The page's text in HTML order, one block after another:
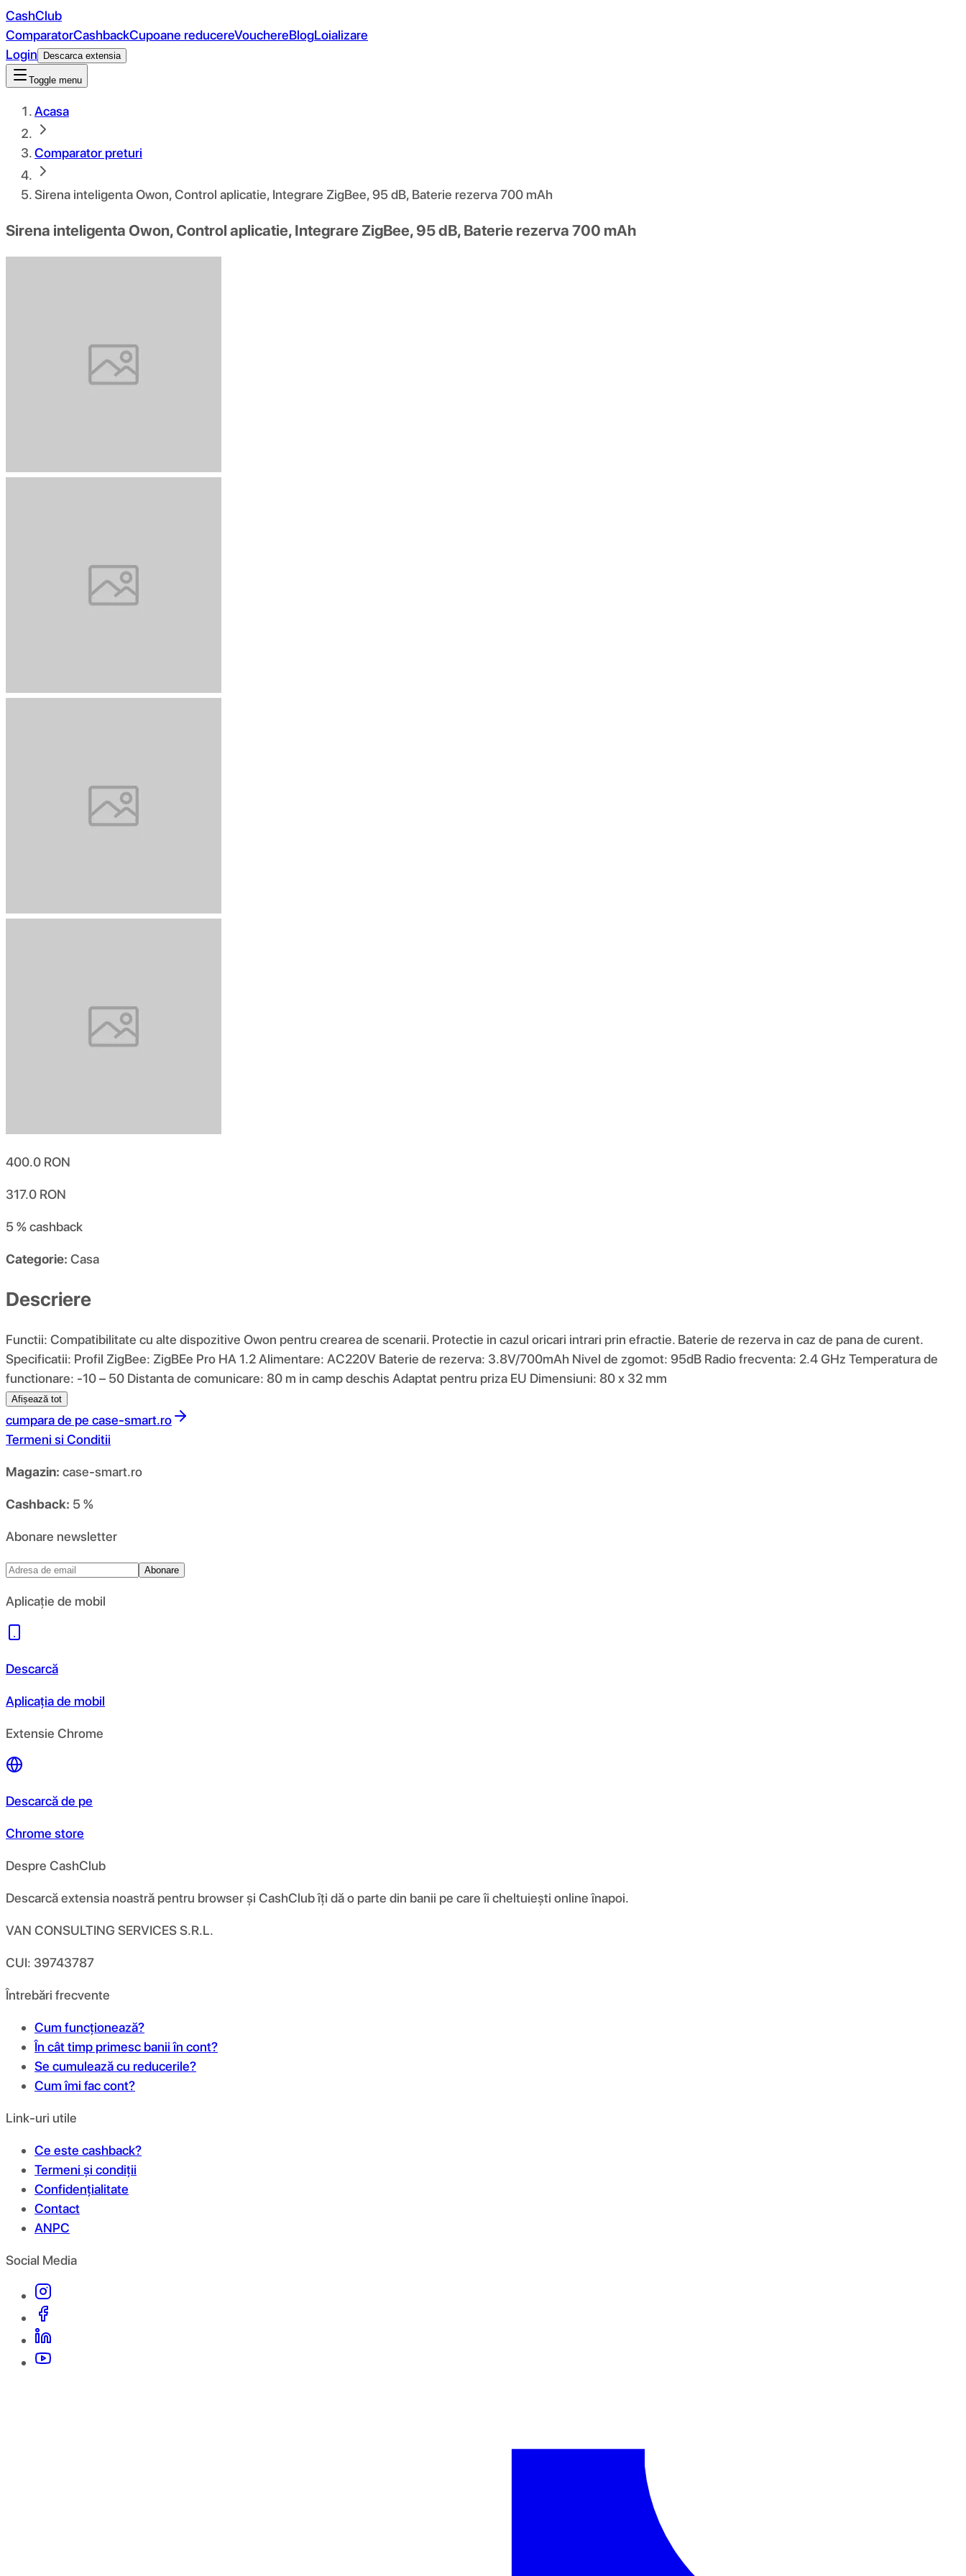
CashClub
ComparatorCashbackCupoane reducereVouchereBlogLoializare
Login
Descarca extensia
Toggle menu
Acasa
Comparator preturi
Sirena inteligenta Owon, Control aplicatie, Integrare ZigBee, 95 dB, Baterie rezerva 700 mAh
Sirena inteligenta Owon, Control aplicatie, Integrare ZigBee, 95 dB, Baterie rezerva 700 mAh
400.0 RON
317.0 RON
5 %cashback
Categorie: Casa
Descriere
Functii: Compatibilitate cu alte dispozitive Owon pentru crearea de scenarii. Protectie in cazul oricari intrari prin efractie. Baterie de rezerva in caz de pana de curent.
Specificatii: Profil ZigBee: ZigBEe Pro HA 1.2 Alimentare: AC220V Baterie de rezerva: 3.8V/700mAh Nivel de zgomot: 95dB Radio frecventa: 2.4 GHz Temperatura de
functionare: -10 – 50 Distanta de comunicare: 80 m in camp deschis Adaptat pentru priza EU Dimensiuni: 80 x 32 mm
Afișează tot
cumpara de pe case-smart.ro
Termeni si Conditii
Magazin: case-smart.ro
Cashback: 5 %
Abonare newsletter
Abonare
Aplicație de mobil
Descarcă
Aplicația de mobil
Extensie Chrome
Descarcă de pe
Chrome store
Despre CashClub
Descarcă extensia noastră pentru browser și CashClub îți dă o parte din banii pe care îi cheltuiești online înapoi.
VAN CONSULTING SERVICES S.R.L.
CUI: 39743787
Întrebări frecvente
Cum funcționează?
În cât timp primesc banii în cont?
Se cumulează cu reducerile?
Cum îmi fac cont?
Link-uri utile
Ce este cashback?
Termeni și condiții
Confidențialitate
Contact
ANPC
Social Media